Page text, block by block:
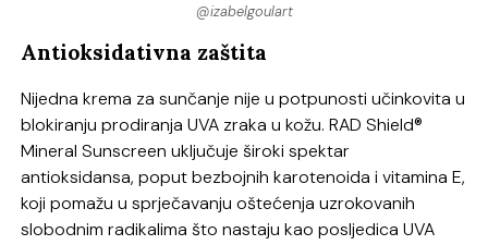
@izabelgoulart
Antioksidativna zaštita
Nijedna krema za sunčanje nije u potpunosti učinkovita u
blokiranju prodiranja UVA zraka u kožu. RAD Shield®
Mineral Sunscreen uključuje široki spektar
antioksidansa, poput bezbojnih karotenoida i vitamina E,
koji pomažu u sprječavanju oštećenja uzrokovanih
slobodnim radikalima što nastaju kao posljedica UVA